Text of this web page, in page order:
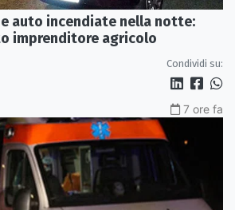
auto incendiate nella notte:
imprenditore agricolo
Condividi su:
7 ore fa